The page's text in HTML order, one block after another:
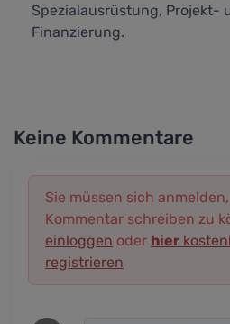
Spezialausrüstung, Projekt-
Finanzierung.
Keine Kommentare
Sie müssen sich
Kommentar schreiben zu
einloggen oder hier
registrieren